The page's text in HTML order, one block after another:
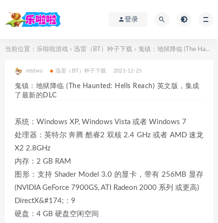
登录
当前位置： 乐啦啦游戏 > 迅雷（BT）种子下载 > 鬼镇：地狱降临 (The Haunted: Hells Reach) 英文版，集成了最新的DLC
mtdwo 迅雷（BT）种子下载 2021-12-25
鬼镇：地狱降临 (The Haunted: Hells Reach) 英文版，集成
了最新的DLC
系统：Windows XP, Windows Vista 或者 Windows 7
处理器：英特尔 奔腾 酷睿2 双核 2.4 GHz 或者 AMD 速龙
X2 2.8GHz
内存：2 GB RAM
图形：支持 Shader Model 3.0 的显卡，带有 256MB 显存
(NVIDIA GeForce 7900GS, ATI Radeon 2000 系列 或更高)
DirectX&#174;：9
硬盘：4 GB 硬盘空闲空间